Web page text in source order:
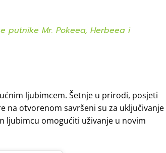
putnike Mr. Pokeea, Herbeea i
ljubimcem. Šetnje u prirodi, posjeti
na otvorenom savršeni su za uključivanje
ljubimcu omogućiti uživanje u novim